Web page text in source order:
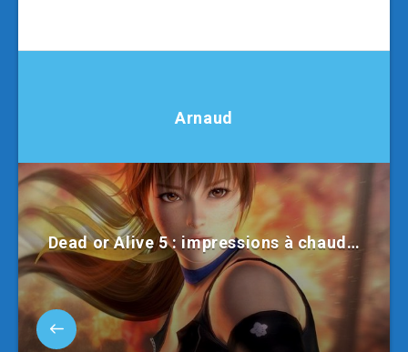
Arnaud
Dead or Alive 5 : impressions à chaud…